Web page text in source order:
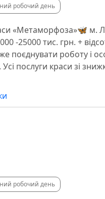
робочий день
«Метаморфоза»🦋 м.
-25000 тис. грн. +
поєднувати роботу і
послуги краси зі
робочий день